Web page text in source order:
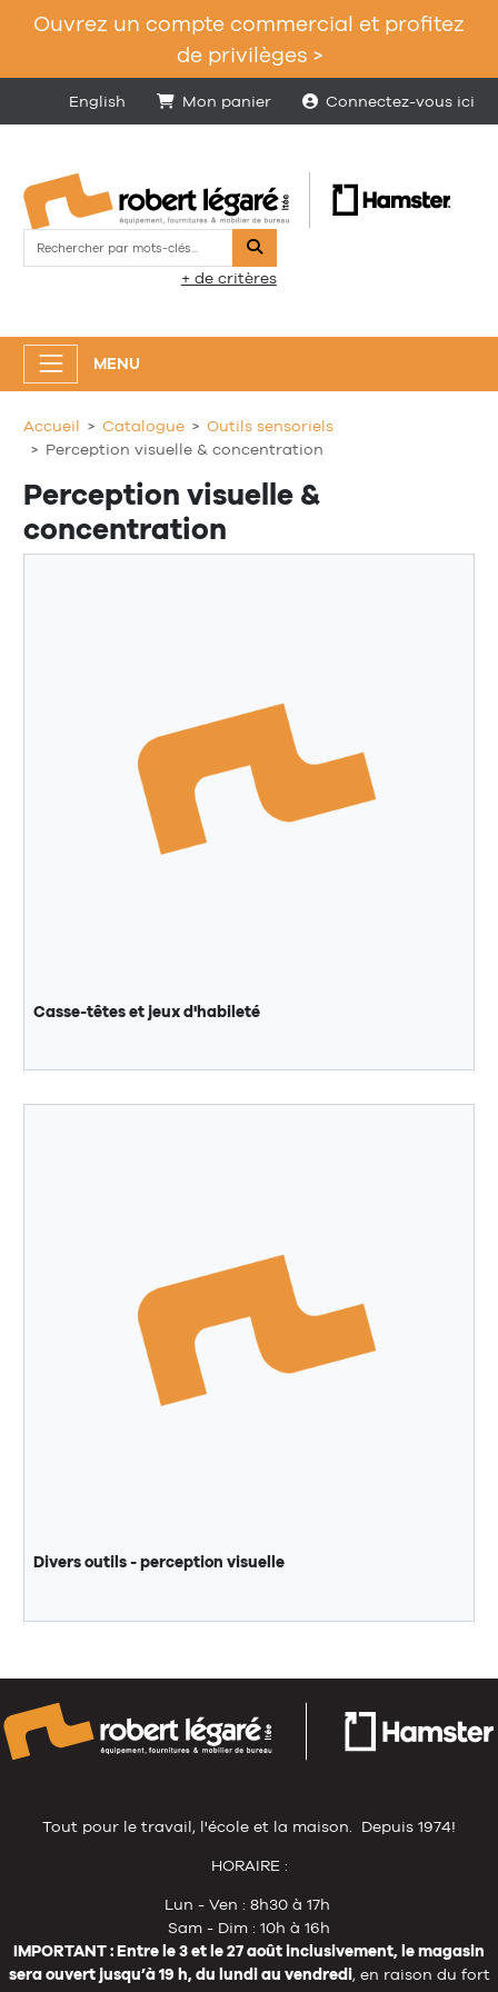
Ouvrez un compte commercial et profitez
de privilèges >
English Mon panier Connectez-vous ici
Rechercher
+ de critères
MENU
Accueil Catalogue
Outils sensoriels
Perception visuelle & concentration
Perception visuelle &
concentration
Casse-têtes et jeux d'habileté
Divers outils - perception visuelle
Tout pour le travail, l'école et la maison. Depuis 1974!
HORAIRE :
Lun - Ven : 8h30 à 17h
Sam - Dim : 10h à 16h
IMPORTANT : Entre le 3 et le 27 août inclusivement, le magasin
sera ouvert jusqu’à 19 h, du lundi au vendredi, en raison du fort